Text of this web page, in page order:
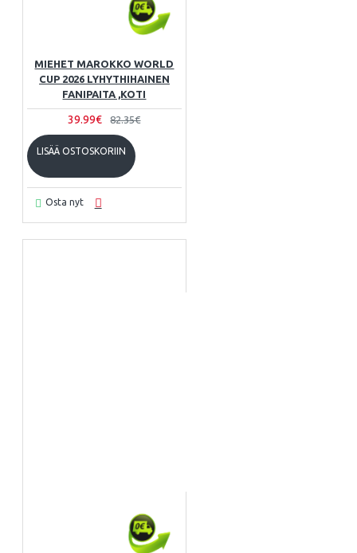
MIEHET MAROKKO WORLD
CUP 2026 LYHYTHIHAINEN
FANIPAITA ,KOTI
39.99€ 82.35€
LISÄÄ OSTOSKORIIN
Osta nyt